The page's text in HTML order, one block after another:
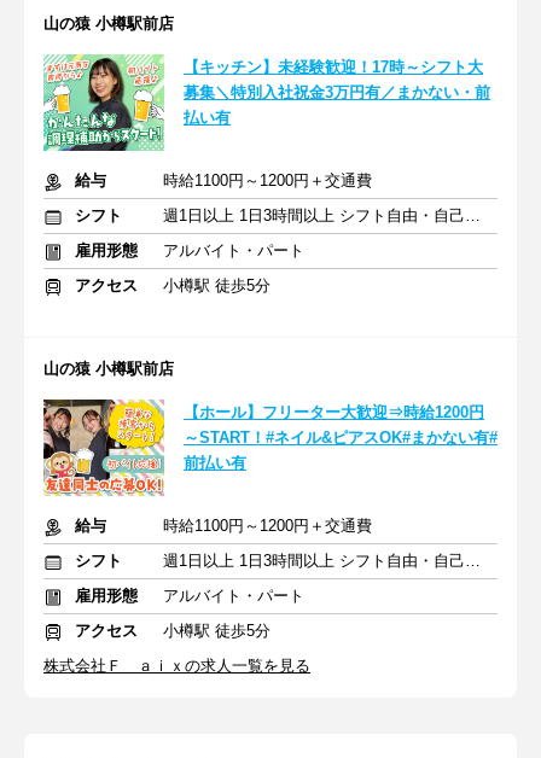
山の猿 小樽駅前店
【キッチン】未経験歓迎！17時～シフト大
募集＼特別入社祝金3万円有／まかない・前
払い有
給与
時給1100円～1200円＋交通費
シフト
週1日以上 1日3時間以上 シフト自由・自己申告
雇用形態
アルバイト・パート
アクセス
小樽駅 徒歩5分
山の猿 小樽駅前店
【ホール】フリーター大歓迎⇒時給1200円
～START！#ネイル&ピアスOK#まかない有#
前払い有
給与
時給1100円～1200円＋交通費
シフト
週1日以上 1日3時間以上 シフト自由・自己申告
雇用形態
アルバイト・パート
アクセス
小樽駅 徒歩5分
株式会社Ｆ ａｉｘの求人一覧を見る